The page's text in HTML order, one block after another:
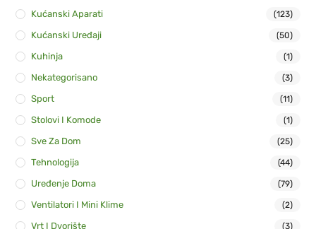
Kućanski Aparati (123)
Kućanski Uređaji (50)
Kuhinja (1)
Nekategorisano (3)
Sport (11)
Stolovi I Komode (1)
Sve Za Dom (25)
Tehnologija (44)
Uređenje Doma (79)
Ventilatori I Mini Klime (2)
Vrt I Dvorište (3)